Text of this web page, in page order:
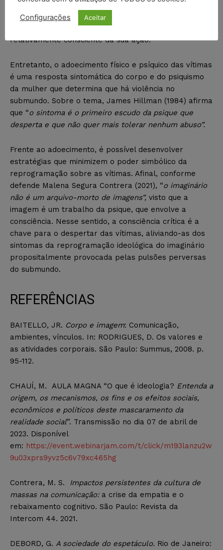
faz na rede (existe satisfação momentânea). Sendo
assim, a manipulação é do ponto de vista das forças
macrossociais, mas individualmente, o sujeito está
relativamente consciente da sua ação.
Entretanto, o adoecimento físico e psíquico das vítimas
é uma resposta sintomática do corpo e do psiquismo
da mulher que determina que há violência no
submundo. Sobre o tema, James Hillman (1984) afirma
que “o sintoma é o primeiro escudo da psique que
desperta e que não quer mais tolerar nenhum abuso”.
Frente ao adoecimento, é possível desenvolver
estratégias que minimizem o poder simbólico da
reprogramação sobre as vítimas. Afinal, conforme
defende Malena Segura Contrera (2021), “o imaginário
não é um arquivo-morto de imagens”, visto que a
imagem é um trabalho da psique, que envolve a
consciência. Nesse sentido, a consciência crítica é a
chave para o despertar das vítimas, aliviando-as dos
sintomas da reprogramação ideológica do imaginário
propositalmente provocada pelas pulsões perversas
do submundo.
REFERÊNCIAS
BAITELLO, JR. Corpo e imagem: Comunicação,
ambientes, vínculos. In: RODRIGUES, D. Os valores e
as atividades corporais. São Paulo: Summus, 2008. p.
95-112.
CHAUÍ, M. AULA MAGNA “O que é ideologia? Entenda a
origem, os mecanismos, os fins e os efeitos sociais,
econômicos e políticos deste mascaramento da
realidade social”. Transmissão no dia 07 de abril de
2023. Disponível
em: https://event.webinarjam.com/t/click/m193lanzu2w
9u03xprs9yvz5c6v79xc465hg
Contrera, M. S.
Impactos persistentes da cultura de
massas na comunicação:a crise da empatia e o
rebaixamento cognitivo. São Paulo: Revista da
Intercom 44. 2021.
DEBORD, G. A sociedade do espetáculo. Rio de Janeiro:
Configurações Aceitar